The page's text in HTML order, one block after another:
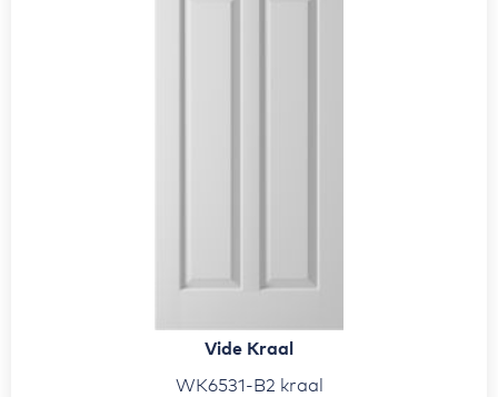
Vide Kraal
WK6531-B2 kraal